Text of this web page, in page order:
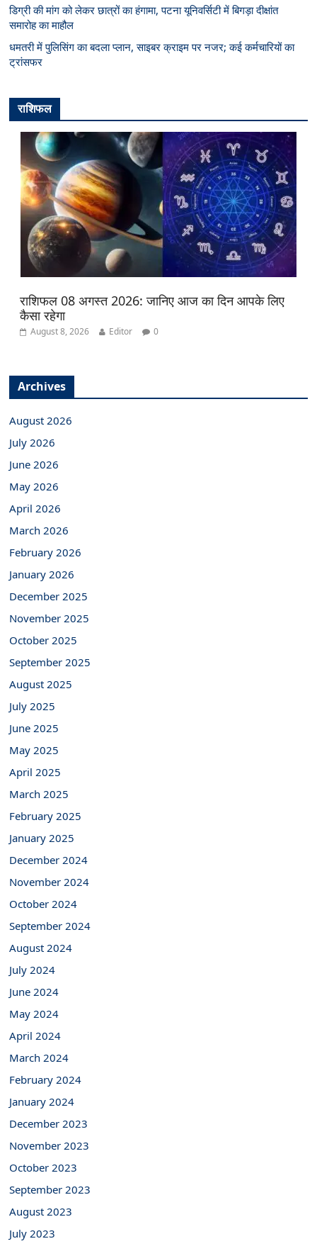
डिग्री की मांग को लेकर छात्रों का हंगामा, पटना यूनिवर्सिटी में बिगड़ा दीक्षांत
समारोह का माहौल
धमतरी में पुलिसिंग का बदला प्लान, साइबर क्राइम पर नजर; कई कर्मचारियों का
ट्रांसफर
राशिफल
राशिफल 08 अगस्त 2026: जानिए आज का दिन आपके लिए
कैसा रहेगा
August 8, 2026 Editor 0
Archives
August 2026
July 2026
June 2026
May 2026
April 2026
March 2026
February 2026
January 2026
December 2025
November 2025
October 2025
September 2025
August 2025
July 2025
June 2025
May 2025
April 2025
March 2025
February 2025
January 2025
December 2024
November 2024
October 2024
September 2024
August 2024
July 2024
June 2024
May 2024
April 2024
March 2024
February 2024
January 2024
December 2023
November 2023
October 2023
September 2023
August 2023
July 2023